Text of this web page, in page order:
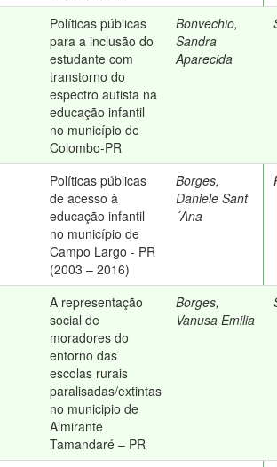
Políticas públicas
para a inclusão do
estudante com
transtorno do
espectro autista na
educação infantil
no município de
Colombo-PR
Bonvechio,
Sandra
Aparecida
Políticas públicas
de acesso à
educação infantil
no município de
Campo Largo - PR
(2003 – 2016)
Borges,
Daniele Sant
´Ana
A representação
social de
moradores do
entorno das
escolas rurais
paralisadas/extintas
no municipio de
Almirante
Tamandaré – PR
Borges,
Vanusa Emilia